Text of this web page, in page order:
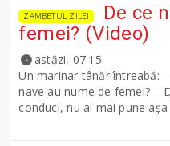
ZAMBETUL ZILEI
De ce
femei? (Video)
astăzi, 07:15
Un marinar tânăr întreabă:
nave au nume de femei? –
conduci, nu ai mai pune